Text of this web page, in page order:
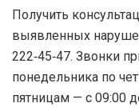
Получить
выявленных
222‑45‑47. Звонки
понедельника по
пятницам — с 09:00